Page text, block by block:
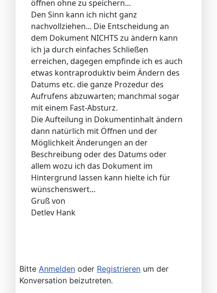
öffnen ohne zu speichern...
Den Sinn kann ich nicht ganz
nachvollziehen... Die Entscheidung an
dem Dokument NICHTS zu ändern kann
ich ja durch einfaches Schließen
erreichen, dagegen empfinde ich es auch
etwas kontraproduktiv beim Ändern des
Datums etc. die ganze Prozedur des
Aufrufens abzuwarten; manchmal sogar
mit einem Fast-Absturz.
Die Aufteilung in Dokumentinhalt ändern
dann natürlich mit Öffnen und der
Möglichkeit Änderungen an der
Beschreibung oder des Datums oder
allem wozu ich das Dokument im
Hintergrund lassen kann hielte ich für
wünschenswert...
Gruß von
Detlev Hank
Bitte Anmelden oder Registrieren um der
Konversation beizutreten.